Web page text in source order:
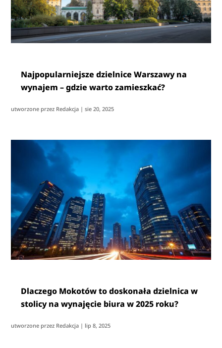
Najpopularniejsze dzielnice Warszawy na
wynajem – gdzie warto zamieszkać?
utworzone przez Redakcja |sie 20, 2025
Dlaczego Mokotów to doskonała dzielnica w
stolicy na wynajęcie biura w 2025 roku?
utworzone przez Redakcja | lip 8, 2025